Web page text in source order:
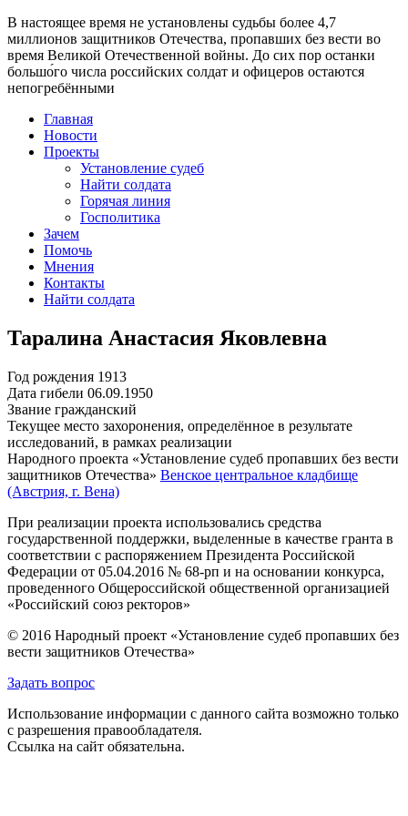
В настоящее время не установлены судьбы более 4,7
миллионов защитников Отечества, пропавших без вести во
время Великой Отечественной войны. До сих пор останки
большо́го числа российских солдат и офицеров остаются
непогребёнными
Главная
Новости
Проекты
Установление судеб
Найти солдата
Горячая линия
Госполитика
Зачем
Помочь
Мнения
Контакты
Найти солдата
Таралина Анастасия Яковлевна
Год рождения 1913
Дата гибели 06.09.1950
Звание гражданский
Текущее место захоронения, определённое в результате
исследований, в рамках реализации
Народного проекта «Установление судеб пропавших без вести
защитников Отечества» Венское центральное кладбище
(Австрия, г. Вена)
При реализации проекта использовались средства
государственной поддержки, выделенные в качестве гранта в
соответствии с распоряжением Президента Российской
Федерации от 05.04.2016 № 68-рп и на основании конкурса,
проведенного Общероссийской общественной организацией
«Российский союз ректоров»
© 2016 Народный проект «Установление судеб пропавших без
вести защитников Отечества»
Задать вопрос
Использование информации с данного сайта возможно только
с разрешения правообладателя.
Ссылка на сайт обязательна.